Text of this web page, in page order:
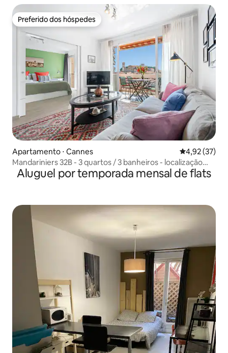
Preferido dos hóspedes
Preferido dos hóspedes
Apartamento ⋅ Cannes 4,92 de uma
4,92 (37)
Mandariniers 32B - 3 quartos / 3 banheiros - localização
ótima!
Aluguel por temporada mensal de flats